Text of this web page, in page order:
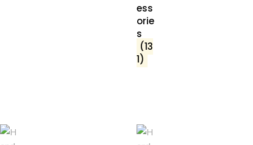
ess
orie
s
(13
1)